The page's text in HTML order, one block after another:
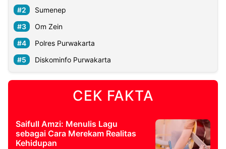
Sumenep
Om Zein
Polres Purwakarta
Diskominfo Purwakarta
CEK FAKTA
Saifull Amzi: Menulis Lagu
sebagai Cara Merekam Realitas
Kehidupan